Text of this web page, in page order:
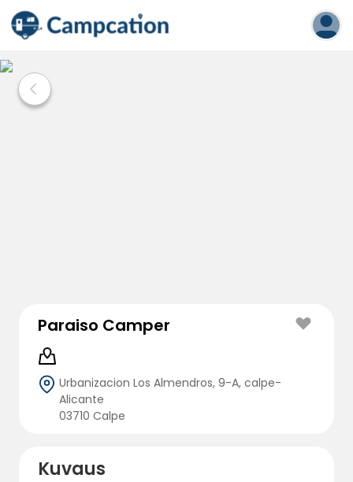
Paraiso Camper
Urbanizacion Los Almendros, 9-A, calpe-
Alicante
03710 Calpe
Kuvaus